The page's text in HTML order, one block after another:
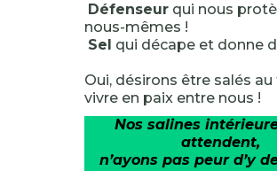
Défenseurqui nous
nous-mêmes !
Sel qui décape et donne
Oui, désirons être salés au
vivre en paix entre nous !
Nos salines
attendent,
n’ayons pas peur d’y